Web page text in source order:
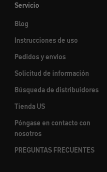
Servicio
Blog
Instrucciones de uso
Pedidos y envíos
Solicitud de información
Búsqueda de distribuidores
Tienda US
Póngase en contacto con
nosotros
PREGUNTAS FRECUENTES